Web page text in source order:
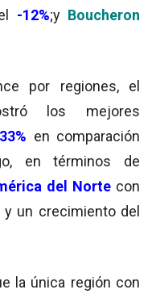
-12%;y Boucheron
por regiones, el
los mejores
33% en comparación
en términos de
del Norte con
y un crecimiento del
la única región con